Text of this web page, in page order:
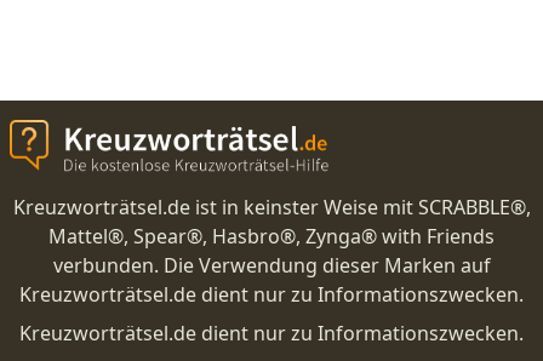
Kreuzworträtsel.de ist in keinster Weise mit SCRABBLE®,
Mattel®, Spear®, Hasbro®, Zynga® with Friends
verbunden. Die Verwendung dieser Marken auf
Kreuzworträtsel.de dient nur zu Informationszwecken.
Kreuzworträtsel.de dient nur zu Informationszwecken.